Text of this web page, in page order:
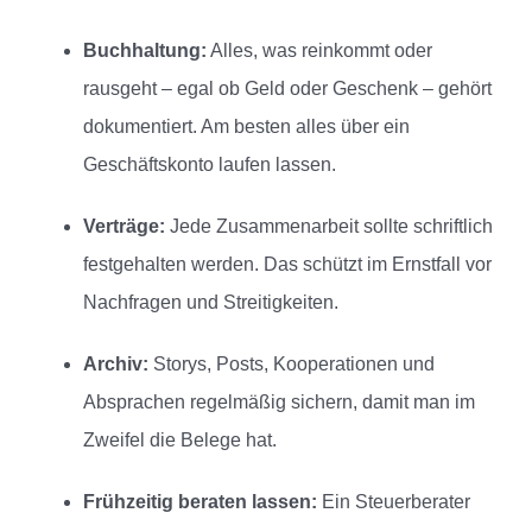
Buchhaltung: Alles, was reinkommt oder
rausgeht – egal ob Geld oder Geschenk – gehört
dokumentiert. Am besten alles über ein
Geschäftskonto laufen lassen.
Verträge: Jede Zusammenarbeit sollte schriftlich
festgehalten werden. Das schützt im Ernstfall vor
Nachfragen und Streitigkeiten.
Archiv: Storys, Posts, Kooperationen und
Absprachen regelmäßig sichern, damit man im
Zweifel die Belege hat.
Frühzeitig beraten lassen: Ein Steuerberater